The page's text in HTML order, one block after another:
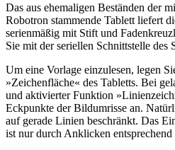
Das aus ehemaligen Beständen der
Robotron stammende Tablett liefert
serienmäßig mit Stift und
Sie mit der seriellen Schnittstelle des
Um eine Vorlage einzulesen, legen
»Zeichenfläche« des Tabletts. Bei
und aktivierter Funktion
Eckpunkte der Bildumrisse an.
auf gerade Linien beschränkt. Das
ist nur durch Anklicken